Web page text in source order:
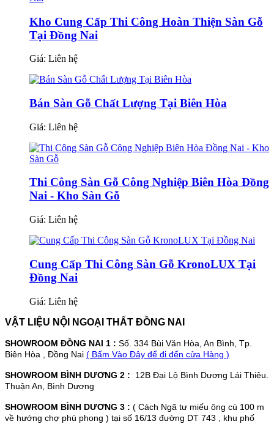
Kho Cung Cấp Thi Công Hoàn Thiện Sàn Gỗ
Tại Đồng Nai
Giá: Liên hệ
Bán Sàn Gỗ Chất Lượng Tại Biên Hòa
Giá: Liên hệ
Thi Công Sàn Gỗ Công Nghiệp Biên Hòa Đồng
Nai - Kho Sàn Gỗ
Giá: Liên hệ
Cung Cấp Thi Công Sàn Gỗ KronoLUX Tại
Đồng Nai
Giá: Liên hệ
VẬT LIỆU NỘI NGOẠI THẤT ĐỒNG NAI
SHOWROOM ĐỒNG NAI 1 : Số. 334 Bùi Văn Hòa, An Bình, Tp.
Biên Hòa , Đồng Nai ( Bấm Vào Đây để đi đến cửa Hàng )
SHOWROOM BÌNH DƯƠNG 2 :
12B Đại Lộ Bình Dương Lái Thiêu.
Thuận An, Bình Dương
SHOWROOM BÌNH DƯƠNG 3 : ( Cách Ngã tư miếu ông cù 100 m
về hướng chợ phú phong ) tại số 16/13 đường DT 743 , khu phố